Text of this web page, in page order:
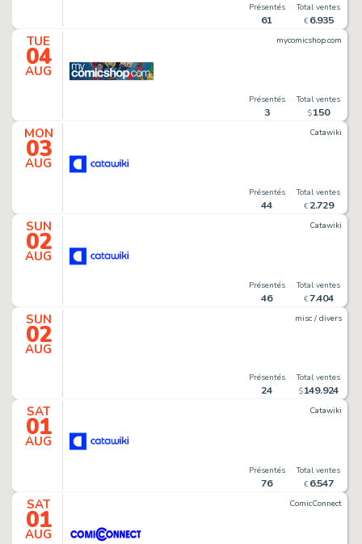
Présentés
61
Total ventes
€ 6.935
TUE
04
AUG
mycomicshop.com
Présentés
3
Total ventes
$150
MON
03
AUG
Catawiki
Présentés
44
Total ventes
€ 2.729
SUN
02
AUG
Catawiki
Présentés
46
Total ventes
€7.404
SUN
02
AUG
misc / divers
Présentés
24
Total ventes
$149.924
SAT
01
AUG
Catawiki
Présentés
76
Total ventes
€ 6.547
SAT
01
AUG
ComicConnect